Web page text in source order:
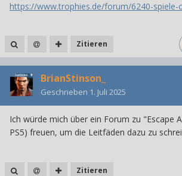
https://www.trophies.de/forum/6240-
Zitieren
BrianStinson_
Geschrieben 1. Juli 2025
Ich würde mich über ein Forum zu "Escape
PS5) freuen, um die Leitfäden dazu zu
Zitieren